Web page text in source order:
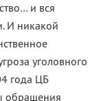
и вся
И никакой
уголовного
года ЦБ
обращения